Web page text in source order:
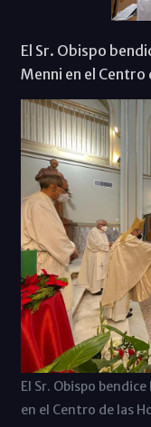
El Sr. Obispo
Menni en el Centro
El Sr. Obispo
en el Centro de las